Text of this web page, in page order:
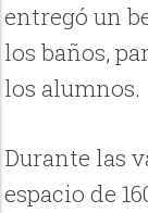
entregó un
los baños,
los alumnos.
Durante las
espacio de